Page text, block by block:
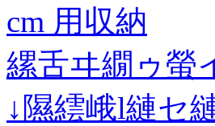
cm 用収納
縲舌ヰ繝ゥ螢
↓隰繧峨l縺セ